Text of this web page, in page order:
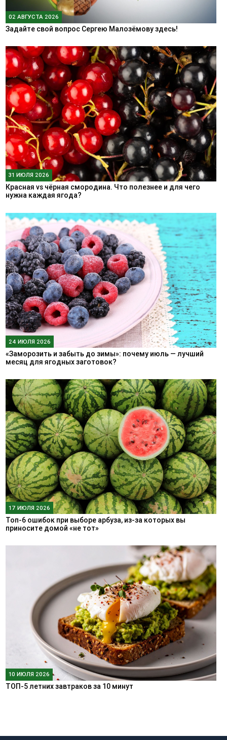
02 АВГУСТА 2026
Задайте свой вопрос Сергею Малозёмову здесь!
31 ИЮЛЯ 2026
Красная vs чёрная смородина. Что полезнее и для чего
нужна каждая ягода?
24 ИЮЛЯ 2026
«Заморозить и забыть до зимы»: почему июль — лучший
месяц для ягодных заготовок?
17 ИЮЛЯ 2026
Топ-6 ошибок при выборе арбуза, из-за которых вы
приносите домой «не тот»
10 ИЮЛЯ 2026
ТОП-5 летних завтраков за 10 минут